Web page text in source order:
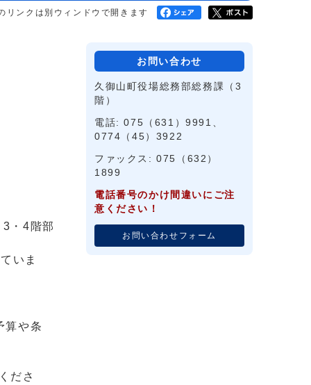
リンクは別ウィンドウで開きます
・4階部
いま
算や条
ださ
お問い合わせ
久御山町役場総務部総務課（3
階）
電話: 075（631）9991、
0774（45）3922
ファックス: 075（632）
1899
電話番号のかけ間違いにご注
意ください！
お問い合わせフォーム